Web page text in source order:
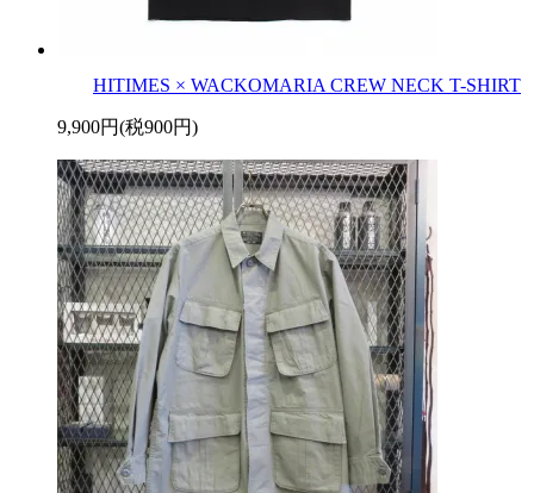
HITIMES × WACKOMARIA CREW NECK T-SHIRT
9,900円(税900円)